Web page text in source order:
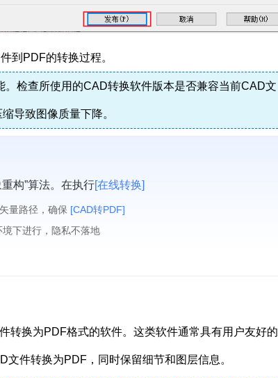
到PDF的转换过程。
检查所使用的CAD转换软件版本是否兼容当前CAD文
导致图像质量下降。
构”算法。在执行[在线转换]
量路径，确保 [CAD转PDF]
下进行，隐私不落地
转换为PDF格式的软件。这类软件通常具有用户友好的
件转换为PDF，同时保留细节和图层信息。